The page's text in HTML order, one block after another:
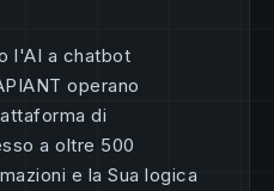
l'AI a chatbot
operano
di
a oltre 500
e la Sua logica